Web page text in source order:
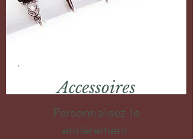
Accessoires
Personnalisez-le
entièrement.